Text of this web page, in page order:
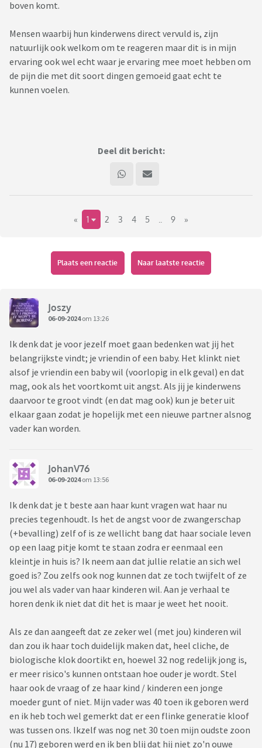
boven komt.
Mensen waarbij hun kinderwens direct vervuld is, zijn
natuurlijk ook welkom om te reageren maar dit is in mijn
ervaring ook wel echt waar je ervaring mee moet hebben om
de pijn die met dit soort dingen gemoeid gaat echt te
kunnen voelen.
Deel dit bericht:
« 1 2 3 4 5 9 »
Plaats een reactie Naar laatste reactie
Joszy
06-09-2024om 13:26
Ik denk dat je voor jezelf moet gaan bedenken wat jij het
belangrijkste vindt; je vriendin of een baby. Het klinkt niet
alsof je vriendin een baby wil (voorlopig in elk geval) en dat
mag, ook als het voortkomt uit angst. Als jij je kinderwens
daarvoor te groot vindt (en dat mag ook) kun je beter uit
elkaar gaan zodat je hopelijk met een nieuwe partner alsnog
vader kan worden.
JohanV76
06-09-2024om 13:56
Ik denk dat je t beste aan haar kunt vragen wat haar nu
precies tegenhoudt. Is het de angst voor de zwangerschap
(+bevalling) zelf of is ze wellicht bang dat haar sociale leven
op een laag pitje komt te staan zodra er eenmaal een
kleintje in huis is? Ik neem aan dat jullie relatie an sich wel
goed is? Zou zelfs ook nog kunnen dat ze toch twijfelt of ze
jou wel als vader van haar kinderen wil. Aan je verhaal te
horen denk ik niet dat dit het is maar je weet het nooit.
Als ze dan aangeeft dat ze zeker wel (met jou) kinderen wil
dan zou ik haar toch duidelijk maken dat, heel cliche, de
biologische klok doortikt en, hoewel 32 nog redelijk jong is,
er meer risico's kunnen ontstaan hoe ouder je wordt. Stel
haar ook de vraag of ze haar kind / kinderen een jonge
moeder gunt of niet. Mijn vader was 40 toen ik geboren werd
en ik heb toch wel gemerkt dat er een flinke generatie kloof
was tussen ons. Ikzelf was nog net 30 toen mijn oudste zoon
(nu 17) geboren werd en ik ben blij dat hij niet zo'n ouwe